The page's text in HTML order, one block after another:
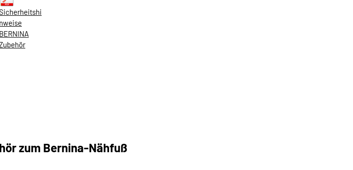
nweise
BERNINA
zum Bernina-Nähfuß